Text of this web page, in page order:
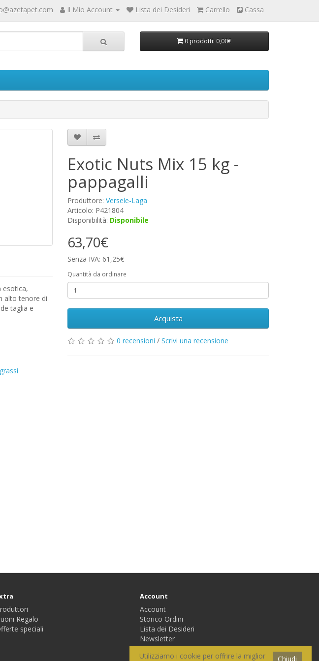
Il Mio Account Lista dei Desideri Carrello Cassa
0 prodotti: 0,00€
esotica,
alto tenore di
taglia e
Exotic Nuts Mix 15 kg -
pappagalli
Produttore:Versele-Laga
Articolo: P421804
Disponibilità: Disponibile
63,70€
Senza IVA: 61,25€
Quantità da ordinare
Acquista
0 recensioni /Scrivi una recensione
grassi
Regalo
speciali
Account
Account
Storico Ordini
Lista dei Desideri
Newsletter
Chiudi
Utilizziamo i cookie per offrire la miglior